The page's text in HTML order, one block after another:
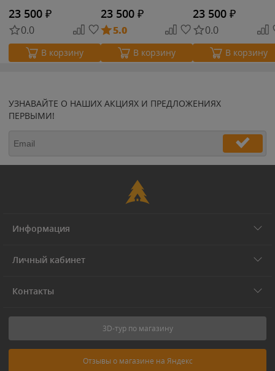
23 500 ₽
0.0
В корзину
23 500 ₽
5.0
В корзину
23 500 ₽
0.0
В корзину
УЗНАВАЙТЕ О НАШИХ АКЦИЯХ И ПРЕДЛОЖЕНИЯХ
ПЕРВЫМИ!
Информация
Личный кабинет
Контакты
3D-тур по магазину
Отзывы о магазине на Яндекс